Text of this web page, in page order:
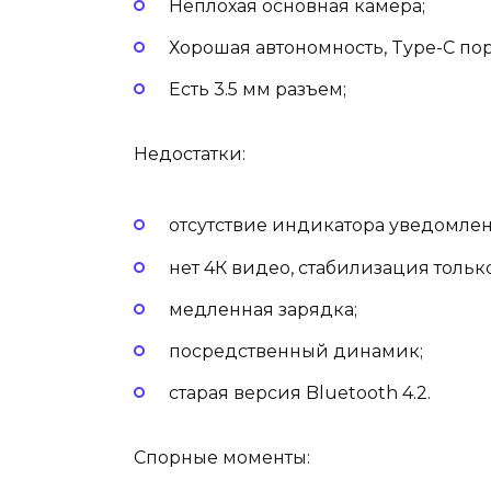
Неплохая основная камера;
Хорошая автономность, Type-C
Есть 3.5 мм разъем;
Недостатки:
отсутствие индикатора
нет 4К видео, стабилизация
медленная зарядка;
посредственный динамик;
старая версия Bluetooth 4.2.
Спорные моменты: